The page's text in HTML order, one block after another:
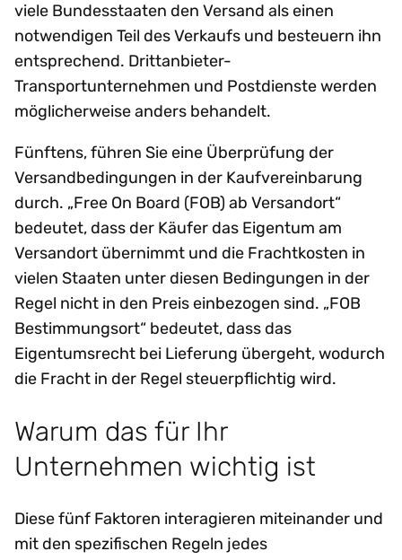
viele Bundesstaaten den Versand als einen
notwendigen Teil des Verkaufs und besteuern ihn
entsprechend. Drittanbieter-
Transportunternehmen und Postdienste werden
möglicherweise anders behandelt.
Fünftens, führen Sie eine Überprüfung der
Versandbedingungen in der Kaufvereinbarung
durch. „Free On Board (FOB) ab Versandort“
bedeutet, dass der Käufer das Eigentum am
Versandort übernimmt und die Frachtkosten in
vielen Staaten unter diesen Bedingungen in der
Regel nicht in den Preis einbezogen sind. „FOB
Bestimmungsort“ bedeutet, dass das
Eigentumsrecht bei Lieferung übergeht, wodurch
die Fracht in der Regel steuerpflichtig wird.
Warum das für Ihr
Unternehmen wichtig ist
Diese fünf Faktoren interagieren miteinander und
mit den spezifischen Regeln jedes